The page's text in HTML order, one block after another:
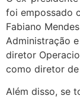
foi empossado
Fabiano
Administração
diretor
como diretor de
Além disso, se